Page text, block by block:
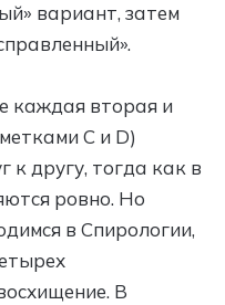
вариант, затем
каждая вторая и
C и D)
к другу, тогда как в
ровно. Но
в Спирологии,
В